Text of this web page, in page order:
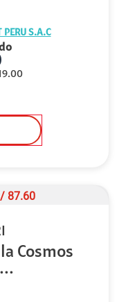
PERU S.A.C
87.60
Cosmos